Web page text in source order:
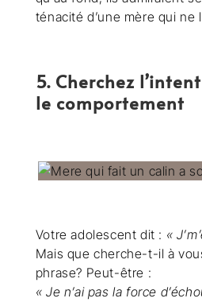
ténacité d’une mère qui ne
5. Cherchez
le comportement
Votre adolescent dit : «
Mais que cherche-t-il à
phrase? Peut-être :
« Je n’ai pas la force